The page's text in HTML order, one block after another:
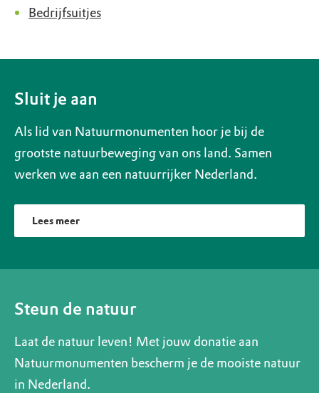
Bedrijfsuitjes
Sluit je aan
Als lid van Natuurmonumenten hoor je bij de
grootste natuurbeweging van ons land. Samen
werken we aan een natuurrijker Nederland.
Lees meer
Steun de natuur
Laat de natuur leven! Met jouw donatie aan
Natuurmonumenten bescherm je de mooiste natuur
in Nederland.